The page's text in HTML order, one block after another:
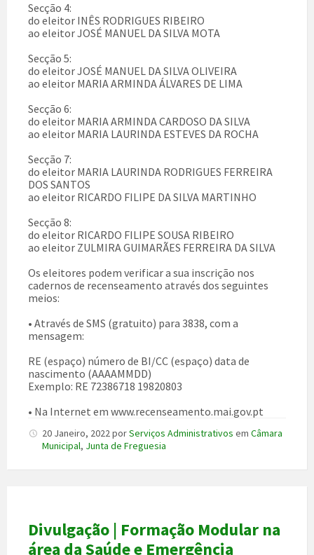
Secção 4:
do eleitor INÊS RODRIGUES RIBEIRO
ao eleitor JOSÉ MANUEL DA SILVA MOTA
Secção 5:
do eleitor JOSÉ MANUEL DA SILVA OLIVEIRA
ao eleitor MARIA ARMINDA ÁLVARES DE LIMA
Secção 6:
do eleitor MARIA ARMINDA CARDOSO DA SILVA
ao eleitor MARIA LAURINDA ESTEVES DA ROCHA
Secção 7:
do eleitor MARIA LAURINDA RODRIGUES FERREIRA
DOS SANTOS
ao eleitor RICARDO FILIPE DA SILVA MARTINHO
Secção 8:
do eleitor RICARDO FILIPE SOUSA RIBEIRO
ao eleitor ZULMIRA GUIMARÃES FERREIRA DA SILVA
Os eleitores podem verificar a sua inscrição nos
cadernos de recenseamento através dos seguintes
meios:
• Através de SMS (gratuito) para 3838, com a
mensagem:
RE (espaço) número de BI/CC (espaço) data de
nascimento (AAAAMMDD)
Exemplo: RE 72386718 19820803
• Na Internet em www.recenseamento.mai.gov.pt
20 Janeiro, 2022porServiços Administrativos em Câmara
Municipal, Junta de Freguesia
Divulgação | Formação Modular na
área da Saúde e Emergência